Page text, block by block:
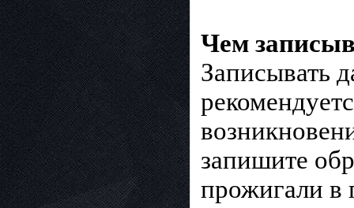
Чем
Записывать
запишите
прожигали в